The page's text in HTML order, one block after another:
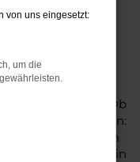
liegen im Trend
Grund. Ob
längere Strecken:
die diesem
Die Qualität steht in
von uns eingesetzt:
um die